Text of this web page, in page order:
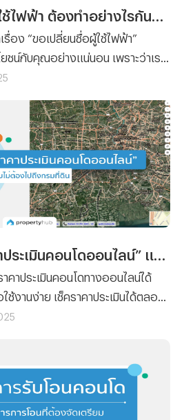
รื่อง “ขอเปลี่ยนชื่อผู้ใช้ไฟฟ้า”
ชน์กับคุณอย่างแน่นอน เพราะว่าเรา
รื่องขอเปลี่ยนชื่อผู้ใช้ไฟฟ้า พร้อม
คาประเมินคอนโดทางออนไลน์ได้
งานง่าย เช็คราคาประเมินได้ตลอด
เวลาและค่าเดินทางไปยังกรมที่ดิน